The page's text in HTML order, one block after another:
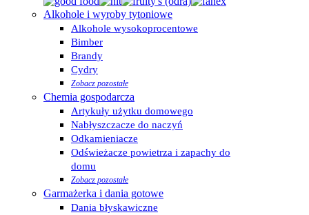
Alkohole i wyroby tytoniowe
Alkohole wysokoprocentowe
Bimber
Brandy
Cydry
Zobacz pozostałe
Chemia gospodarcza
Artykuły użytku domowego
Nabłyszczacze do naczyń
Odkamieniacze
Odświeżacze powietrza i zapachy do
domu
Zobacz pozostałe
Garmażerka i dania gotowe
Dania błyskawiczne